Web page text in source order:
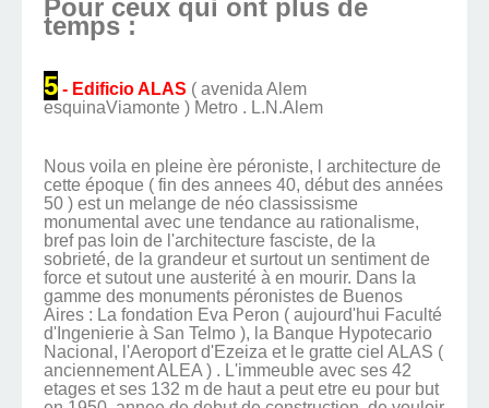
Pour ceux qui ont plus de
temps :
5 - Edificio ALAS ( avenida Alem
esquinaViamonte ) Metro . L.N.Alem
Nous voila en pleine ère péroniste, l architecture de
cette époque ( fin des annees 40, début des années
50 ) est un melange de néo classissisme
monumental avec une tendance au rationalisme,
bref pas loin de l'architecture fasciste, de la
sobrieté, de la grandeur et surtout un sentiment de
force et sutout une austerité à en mourir. Dans la
gamme des monuments péronistes de Buenos
Aires : La fondation Eva Peron ( aujourd'hui Faculté
d'Ingenierie à San Telmo ), la Banque Hypotecario
Nacional, l'Aeroport d'Ezeiza et le gratte ciel ALAS (
anciennement ALEA ) . L'immeuble avec ses 42
etages et ses 132 m de haut a peut etre eu pour but